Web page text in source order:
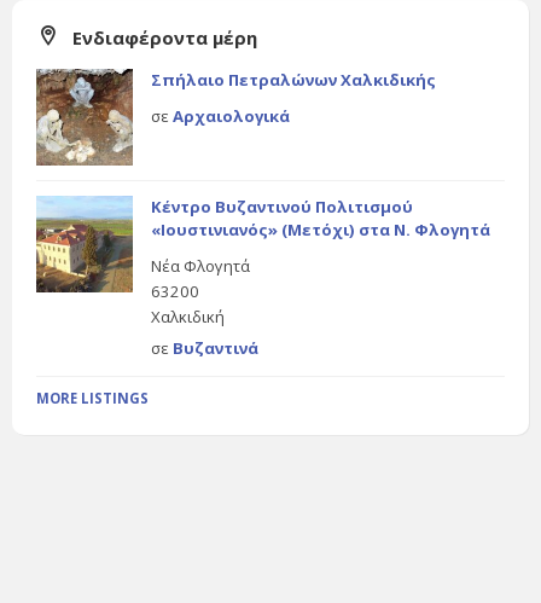
Ενδιαφέροντα μέρη
Σπήλαιο Πετραλώνων Χαλκιδικής
σε Αρχαιολογικά
Κέντρο Βυζαντινού Πολιτισμού
«Ιουστινιανός» (Μετόχι) στα Ν. Φλογητά
Νέα Φλογητά
63200
Χαλκιδική
σε Βυζαντινά
MORE LISTINGS